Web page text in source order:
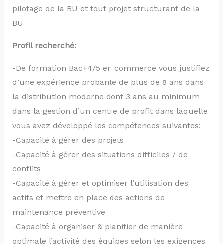
pilotage de la BU et tout projet structurant de la
BU
Profil recherché:
-De formation Bac+4/5 en commerce vous justifiez
d’une expérience probante de plus de 8 ans dans
la distribution moderne dont 3 ans au minimum
dans la gestion d’un centre de profit dans laquelle
vous avez développé les compétences suivantes:
-Capacité à gérer des projets
-Capacité à gérer des situations difficiles / de
conflits
-Capacité à gérer et optimiser l’utilisation des
actifs et mettre en place des actions de
maintenance préventive
-Capacité à organiser & planifier de manière
optimale l’activité des équipes selon les exigences